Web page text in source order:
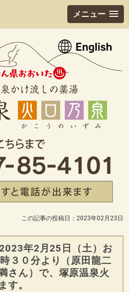
メニュー
この記事の投稿日：2023年02月23日
年2月25日（土）お
３０分より（原田龍二
さん）で、塚原温泉火
す。